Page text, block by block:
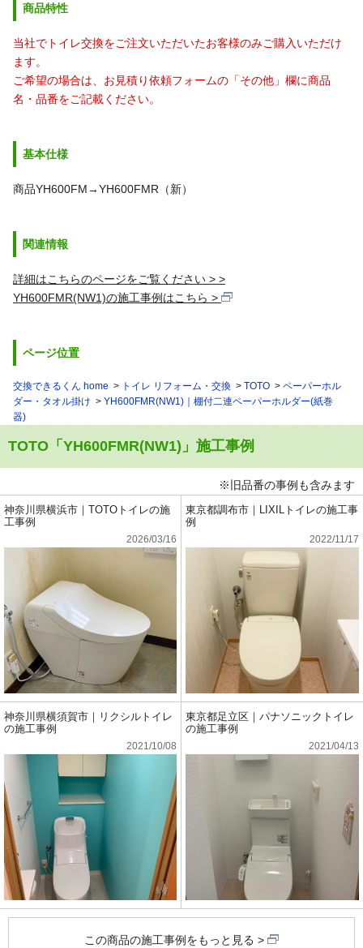
商品特性
当社でトイレ交換をご注文いただいたお客様のみご購入いただけ
ます。
ご希望の場合は、お見積り依頼フォームの「その他」欄に商品
名・品番をご記載ください。
基本仕様
商品YH600FM→YH600FMR（新）
関連情報
詳細はこちらのページをご覧ください >
YH600FMR(NW1)の施工事例はこちら
ページ位置
交換できるくん home トイレ リフォーム・交換 TOTO
ペーパーホル
ダー・タオル掛け
YH600FMR(NW1)｜棚付二連ペーパーホルダー(紙巻
器)
TOTO「YH600FMR(NW1)」施工事例
※旧品番の事例も含みます
神奈川県横浜市｜TOTOトイレの施
工事例
2026/03/16
東京都調布市｜LIXILトイレの施工事
例
2022/11/17
神奈川県横須賀市｜リクシルトイレ
の施工事例
2021/10/08
東京都足立区｜パナソニックトイレ
の施工事例
2021/04/13
この商品の施工事例をもっと見る